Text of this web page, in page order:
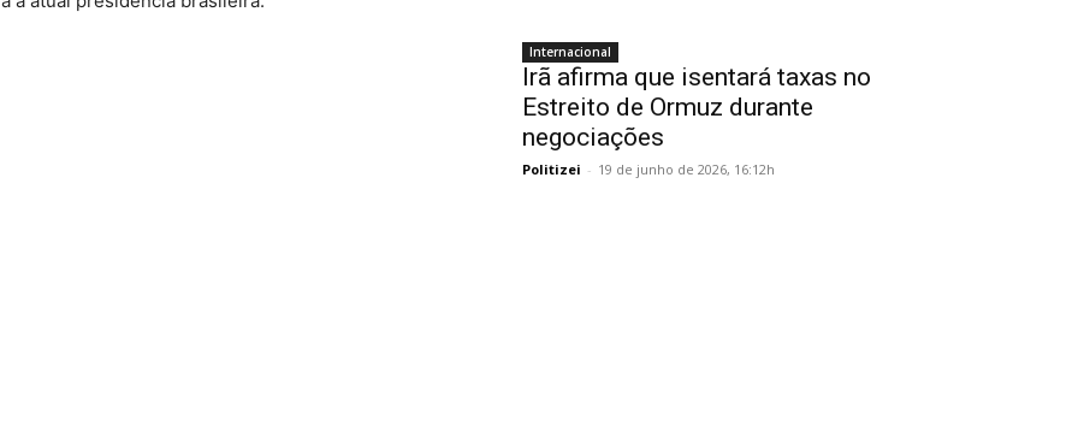
Internacional
Irã afirma que isentará taxas no
Estreito de Ormuz durante
negociações
Politizei - 19 de junho de 2026, 16:12h